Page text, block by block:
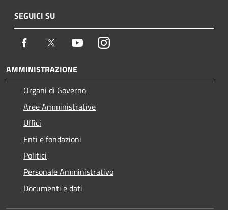
SEGUICI SU
Facebook Twitter YoutubeInstagram
AMMINISTRAZIONE
Organi di Governo
Aree Amministrative
Uffici
Enti e fondazioni
Politici
Personale Amministrativo
Documenti e dati